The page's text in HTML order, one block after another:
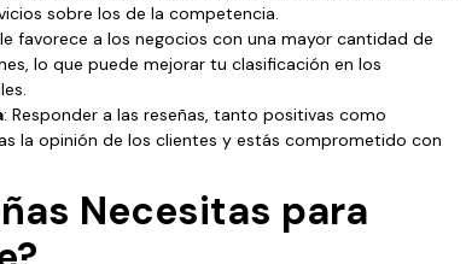
sobre los de la competencia.
favorece a los negocios con una mayor cantidad de
lo que puede mejorar tu clasificación en los
: Responder a las reseñas, tanto positivas como
la opinión de los clientes y estás comprometido con
Necesitas para